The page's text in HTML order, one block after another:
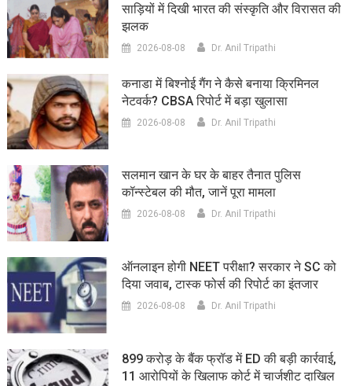
साड़ियों में दिखी भारत की संस्कृति और विरासत की
झलक
2026-08-08 Dr. Anil Tripathi
कनाडा में बिश्नोई गैंग ने कैसे बनाया क्रिमिनल
नेटवर्क? CBSA रिपोर्ट में बड़ा खुलासा
2026-08-08 Dr. Anil Tripathi
सलमान खान के घर के बाहर तैनात पुलिस
कॉन्स्टेबल की मौत, जानें पूरा मामला
2026-08-08 Dr. Anil Tripathi
ऑनलाइन होगी NEET परीक्षा? सरकार ने SC को
दिया जवाब, टास्क फोर्स की रिपोर्ट का इंतजार
2026-08-08 Dr. Anil Tripathi
899 करोड़ के बैंक फ्रॉड में ED की बड़ी कार्रवाई,
11 आरोपियों के खिलाफ कोर्ट में चार्जशीट दाखिल